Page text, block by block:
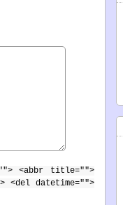
<abbr title="">
<del datetime="">